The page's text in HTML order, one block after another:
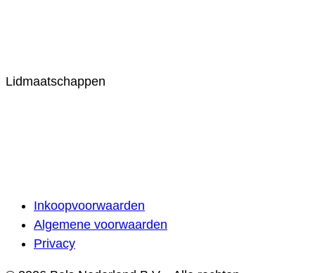
Lidmaatschappen
Inkoopvoorwaarden
Algemene voorwaarden
Privacy